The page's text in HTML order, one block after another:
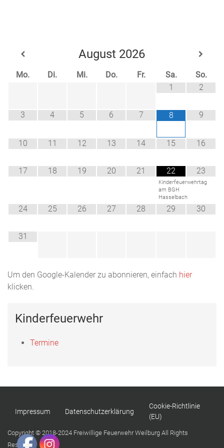
Weilburg
August 2026
Mo. Di. Mi. Do. Fr. Sa.
So.
1
2
3 4 5 6 7 8 9
10 11 12 13 14 15 16
17 18 19 20 21 22
Kinderfeuerwehrtag
am BGH
Hasselbach
23
24 25 26 27 28 29 30
31
Um den Google-Kalender zu abonnieren, einfach hier
klicken.
Kinderfeuerwehr
Termine
Impressum Datenschutzerklärung
Cookie-Richtlinie
(EU)
Copyright © 2018-2024 Freiwillige Feuerwehr Weilburg All Rights
Reserved.